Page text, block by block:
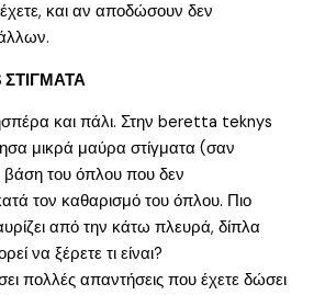
και αν αποδώσουν δεν
ΣΤΙΓΜΑΤΑ
και πάλι. Στην beretta teknys
μικρά μαύρα στίγματα (σαν
βάση του όπλου που δεν
τον καθαρισμό του όπλου. Πιο
από την κάτω πλευρά, δίπλα
να ξέρετε τι είναι?
πολλές απαντήσεις που έχετε δώσει